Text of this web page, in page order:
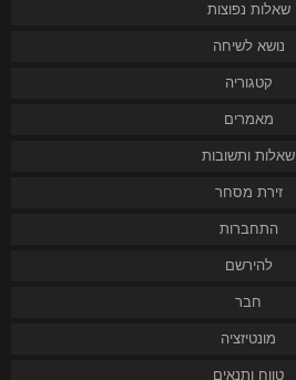
שאלות נפוצות
נושא לשיחה
קטגוריה
מאמרים
שאלות ותשובות
זירת מסחר
התחברות
להירשם
חבר
מונטיזציה
טווח ותנאים